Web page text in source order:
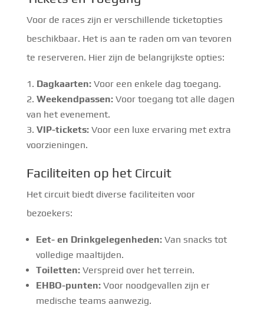
Voor de races zijn er verschillende ticketopties
beschikbaar. Het is aan te raden om van tevoren
te reserveren. Hier zijn de belangrijkste opties:
Dagkaarten:Voor een enkele dag toegang.
Weekendpassen:Voor toegang tot alle dagen
van het evenement.
VIP-tickets:Voor een luxe ervaring met extra
voorzieningen.
Faciliteiten op het Circuit
Het circuit biedt diverse faciliteiten voor
bezoekers:
Eet- en Drinkgelegenheden:Van snacks tot
volledige maaltijden.
Toiletten:Verspreid over het terrein.
EHBO-punten:Voor noodgevallen zijn er
medische teams aanwezig.